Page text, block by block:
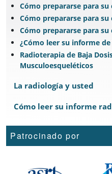
Cómo prepararse para su
Cómo prepararse para
Cómo prepararse para
¿Cómo leer su informe
Radioterapia de Baja
Musculoesqueléticos
La radiología y usted
Cómo leer su informe
Patrocinado por